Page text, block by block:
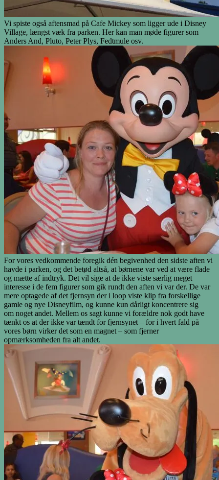
Vi spiste også aftensmad på Cafe Mickey som ligger ude i Disney
Village, længst væk fra parken. Her kan man møde figurer som
Anders And, Pluto, Peter Plys, Fedtmule osv.
For vores vedkommende foregik dén begivenhed den sidste aften vi
havde i parken, og det betød altså, at børnene var ved at være flade
og mætte af indtryk. Det vil sige at de ikke viste særlig meget
interesse i de fem figurer som gik rundt den aften vi var der. De var
mere optagede af det fjernsyn der i loop viste klip fra forskellige
gamle og nye Disneyfilm, og kunne kun dårligt koncentrere sig
om noget andet. Mellem os sagt kunne vi forældre nok godt have
tænkt os at der ikke var tændt for fjernsynet – for i hvert fald på
vores børn virker det som en magnet – som fjerner
opmærksomheden fra alt andet.